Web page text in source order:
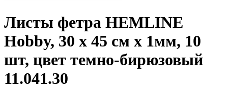
Листы фетра HEMLINE
Hobby, 30 х 45 см х 1мм, 10
шт, цвет темно-бирюзовый
11.041.30